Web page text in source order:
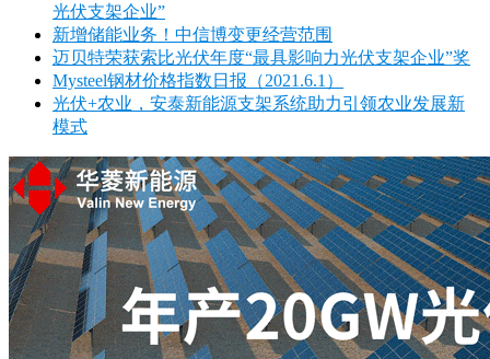
光伏支架企业”
新增储能业务！中信博变更经营范围
迈贝特荣获索比光伏年度“最具影响力光伏支架企业”奖
Mysteel钢材价格指数日报（2021.6.1）
光伏+农业，安泰新能源支架系统助力引领农业发展新
模式